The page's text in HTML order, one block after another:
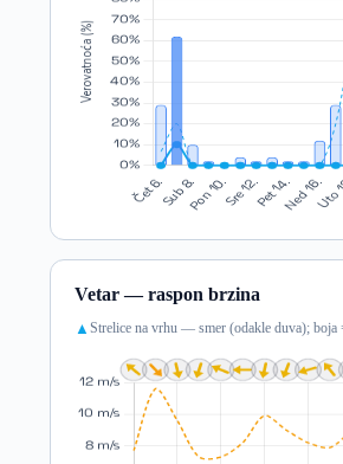
Vetar — raspon brzina
▲ Strelice na vrhu — smer (odakle duva); boja